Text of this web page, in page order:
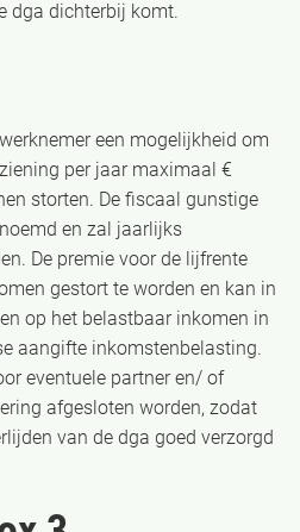
dga dichterbij komt.
een mogelijkheid om
per jaar maximaal €
storten. De fiscaal gunstige
en zal jaarlijks
De premie voor de lijfrente
gestort te worden en kan in
op het belastbaar inkomen in
aangifte inkomstenbelasting.
eventuele partner en/ of
afgesloten worden, zodat
van de dga goed verzorgd